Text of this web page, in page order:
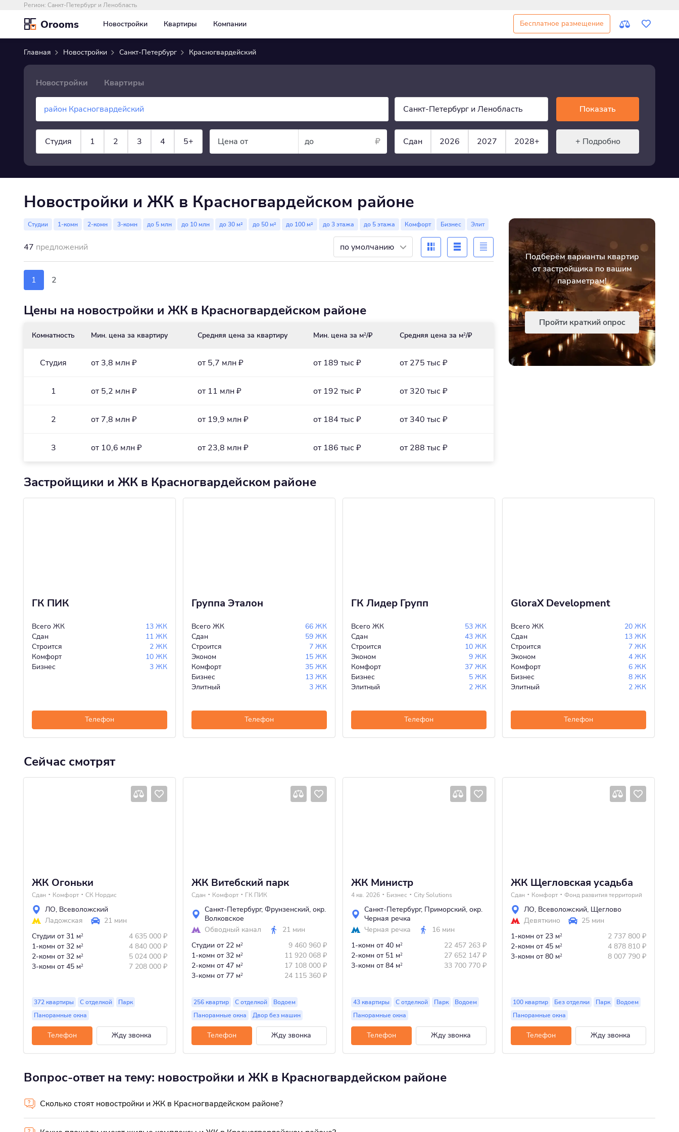
Регион: Санкт-Петербург и Ленобласть
Orooms Новостройки Квартиры Компании Бесплатное размещение
Главная Новостройки Санкт-Петербург Красногвардейский
Новостройки Квартиры
Санкт-Петербург и Ленобласть
Студия 1 2 3 4 5+ Цена от до Сдан 2026 2027 2028+
Показать
+ Подробно
Новостройки и ЖК в Красногвардейском районе
Студии 1-комн 2-комн 3-комн до 5 млн до 10 млн до 30 м² до 50 м² до 100 м² до 3 этажа до 5 этажа Комфорт Бизнес Элит
47 предложений по умолчанию
1 2
Цены на новостройки и ЖК в Красногвардейском районе
Комнатность Мин. цена за квартиру Средняя цена за квартиру Мин. цена за м2/₽ Средняя цена за м2/₽
Студия от 3,8 млн ₽ от 5,7 млн ₽ от 189 тыс ₽ от 275 тыс ₽
1 от 5,2 млн ₽ от 11 млн ₽ от 192 тыс ₽ от 320 тыс ₽
2 от 7,8 млн ₽ от 19,9 млн ₽ от 184 тыс ₽ от 340 тыс ₽
3 от 10,6 млн ₽ от 23,8 млн ₽ от 186 тыс ₽ от 288 тыс ₽
Подберём варианты квартир
от застройщика по вашим
параметрам!
Пройти краткий опрос
Застройщики и ЖК в Красногвардейском районе
ГК ПИК
Всего ЖК
13 ЖК
Сдан
11 ЖК
Строится
2 ЖК
Комфорт
10 ЖК
Бизнес
3 ЖК
Телефон
Группа Эталон
Всего ЖК
66 ЖК
Сдан
59 ЖК
Строится
7 ЖК
Эконом
15 ЖК
Комфорт
35 ЖК
Бизнес
13 ЖК
Элитный
3 ЖК
Телефон
ГК Лидер Групп
Всего ЖК
53 ЖК
Сдан
43 ЖК
Строится
10 ЖК
Эконом
9 ЖК
Комфорт
37 ЖК
Бизнес
5 ЖК
Элитный
2 ЖК
Телефон
GloraX Development
Всего ЖК
20 ЖК
Сдан
13 ЖК
Строится
7 ЖК
Эконом
4 ЖК
Комфорт
6 ЖК
Бизнес
8 ЖК
Элитный
2 ЖК
Телефон
Сейчас смотрят
ЖК Огоньки
Сдан Комфорт СК Нордис
ЛО, Всеволожский
Ладожская
21 мин
Студии от 31 м2 4 635 000 ₽
1-комн от 32 м2 4 840 000 ₽
2-комн от 32 м2 5 024 000 ₽
3-комн от 45 м2 7 208 000 ₽
372 квартиры С отделкой
Парк
Панорамные окна
Телефон Жду звонка
ЖК Витебский парк
Сдан Комфорт ГК ПИК
Санкт-Петербург, Фрунзенский, окр.
Волковское
Обводный канал
21 мин
Студии от 22 м2 9 460 960 ₽
1-комн от 32 м2 11 920 068 ₽
2-комн от 47 м2 17 108 000 ₽
3-комн от 77 м2 24 115 360 ₽
256 квартир С отделкой
Водоем
Панорамные окна
Двор без машин
Телефон Жду звонка
ЖК Министр
4 кв. 2026 Бизнес City Solutions
Санкт-Петербург, Приморский, окр.
Черная речка
Черная речка
16 мин
1-комн от 40 м2 22 457 263 ₽
2-комн от 51 м2 27 652 147 ₽
3-комн от 84 м2 33 700 770 ₽
43 квартиры С отделкой Парк
Водоем
Панорамные окна
Телефон Жду звонка
ЖК Щегловская усадьба
Сдан Комфорт Фонд развития территорий
ЛО, Всеволожский, Щеглово
Девяткино
25 мин
1-комн от 23 м2 2 737 800 ₽
2-комн от 45 м2 4 878 810 ₽
3-комн от 80 м2 8 007 790 ₽
100 квартир Без отделки Парк
Водоем
Панорамные окна
Телефон Жду звонка
Вопрос-ответ на тему: новостройки и ЖК в Красногвардейском районе
Сколько стоят новостройки и ЖК в Красногвардейском районе?